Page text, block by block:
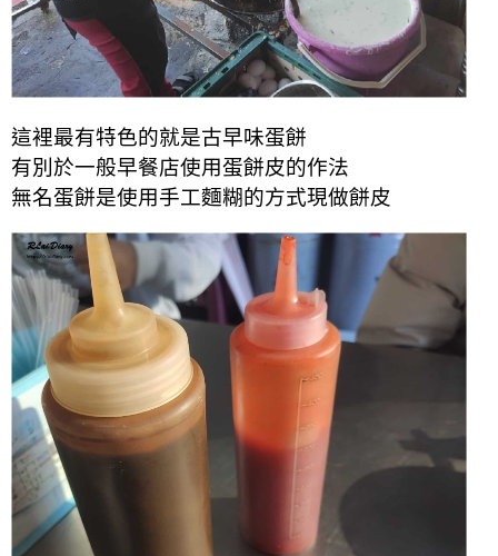
這裡最有特色的就是古早味蛋餅
有別於一般早餐店使用蛋餅皮的作法
無名蛋餅是使用手工麵糊的方式現做餅皮